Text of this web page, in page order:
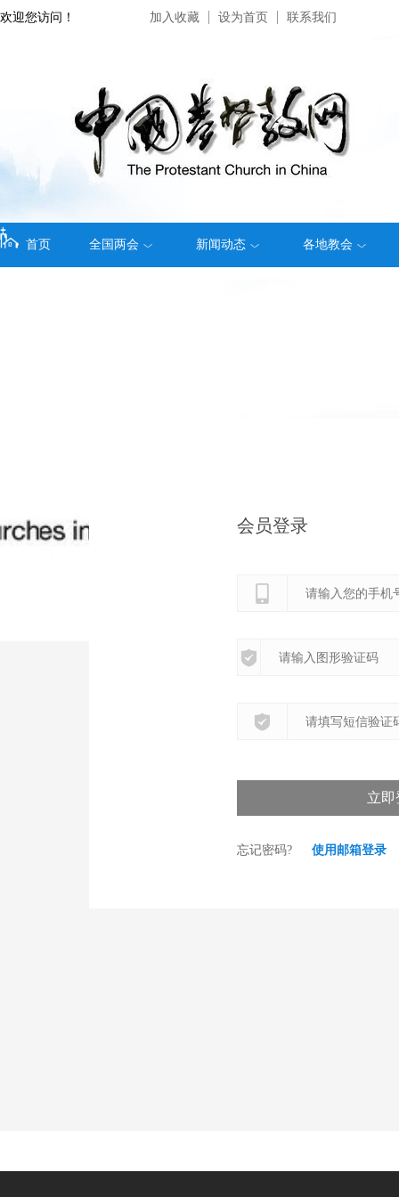
欢迎您访问！ 加入收藏 设为首页 联系我们
首页 全国两会 新闻动态 各地教会
会员登录
立即
忘记密码? 使用邮箱登录